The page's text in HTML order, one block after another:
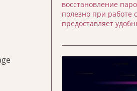
восстановление
полезно при работе
предоставляет